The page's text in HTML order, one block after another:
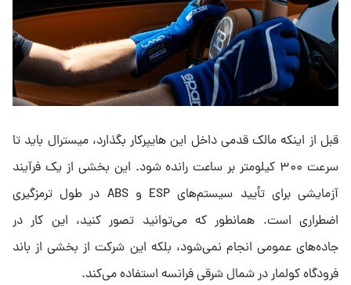
قبل از اینکه مالک قدمی داخل این هایپرکار بگذارد، میسترال باید تا
سرعت ۳۰۰ کیلومتر بر ساعت رانده شود. این بخشی از یک فرآیند
آزمایشی برای تأیید سیستم‌های ESP و ABS در طول ترمزگیری
اضطراری است. همانطور که می‌توانید تصور کنید، این کار در
جاده‌های عمومی انجام نمی‌شود، بلکه این شرکت از بخشی از باند
فرودگاه کولمار در شمال شرقی فرانسه استفاده می‌کند.